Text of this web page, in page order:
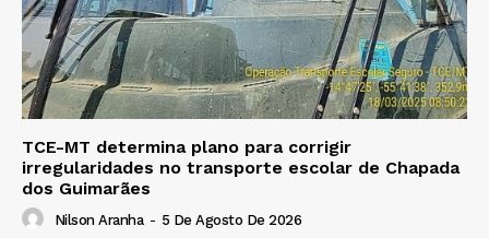
TCE-MT determina plano para corrigir
irregularidades no transporte escolar de Chapada
dos Guimarães
Nilson Aranha - 5 De Agosto De 2026